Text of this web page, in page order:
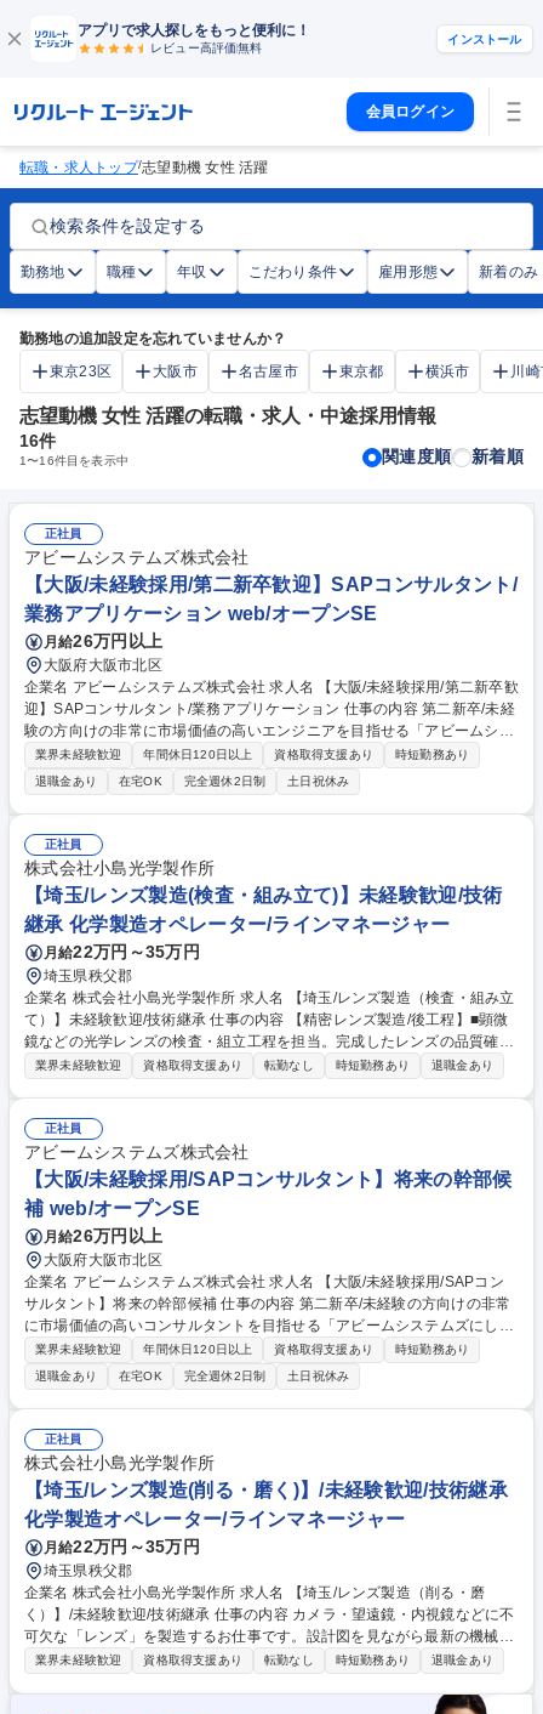
アプリで求人探しをもっと便利に！
レビュー高評価無料
インストール
会員ログイン
転職・求人トップ/志望動機 女性 活躍
検索条件を設定する
勤務地 職種 年収 こだわり条件 雇用形態 新着のみ
勤務地の追加設定を忘れていませんか？
東京23区
大阪市 名古屋市 東京都 横浜市 川
志望動機 女性 活躍の転職・求人・中途採用情報
16件
1〜16件目を表示中 関連度順 新着順
正社員
アビームシステムズ株式会社
【大阪/未経験採用/第二新卒歓迎】SAPコンサルタント/
業務アプリケーション web/オープンSE
月給26万円以上
大阪府大阪市北区
企業名 アビームシステムズ株式会社 求人名 【大阪/未経験採用/第二新卒歓
迎】SAPコンサルタント/業務アプリケーション 仕事の内容 第二新卒/未経
験の方向けの非常に市場価値の高いエンジニアを目指せる「アビームシス
テムズにしかない」求人です。お客様の改革テーマや業務課題から、お客
様と共にIT構想を検討することができる環境です。 将来的にはコンサルを
含む最上流工程から、要件定義～システム導入・開発～運用・保守まで一
貫して担当しています。まずは、社内外の研修とOJTによりスキルを身に
着け、着実にステップアップできる環境です。親会社連携により豊富な案
件があり成長できる環境であることや、リモートワークを活用しながら縦
横斜めの関係づくりを行っており、社員間でのコミュニケーションも図り
やすく安心して就業できる環境です。 募集職種 【大阪/未経験採用/第二新
卒歓迎】SAPコンサルタント/業務アプリケーション
業界未経験歓迎 年間休日120日以上 資格取得支援あり
時短勤務あり
退職金あり
在宅OK 完全週休2日制 土日祝休み
正社員
株式会社小島光学製作所
【埼玉/レンズ製造(検査・組み立て)】未経験歓迎/技術
継承 化学製造オペレーター/ラインマネージャー
月給22万円～35万円
埼玉県秩父郡
企業名 株式会社小島光学製作所 求人名 【埼玉/レンズ製造（検査・組み立
て）】未経験歓迎/技術継承 仕事の内容 【精密レンズ製造/後工程】■顕微
鏡などの光学レンズの検査・組立工程を担当。完成したレンズの品質確認
や部品組立を行う職場。未経験者も歓迎で、集中力を活かして確実な作業
では、レンズだけでなく部品を組み合わせてユニット化し、メーカーへ送
る準備を行います。入社後は簡単な作業からスタートし、適性を見ながら
検査か組立のどちらかに配属を決定します。目視で光を当てながら確認す
る作業など、集中力を要する環境です。単純作業ではなく、確実性と丁寧
さが求められる職種です。 募集職種 【埼玉/レンズ製造（検査・組み立
て）】未経験歓迎/技術継承
業界未経験歓迎 資格取得支援あり 転勤なし 時短勤務あり 退職金あり
正社員
アビームシステムズ株式会社
【大阪/未経験採用/SAPコンサルタント】将来の幹部候
補 web/オープンSE
月給26万円以上
大阪府大阪市北区
企業名 アビームシステムズ株式会社 求人名 【大阪/未経験採用/SAPコン
サルタント】将来の幹部候補 仕事の内容 第二新卒/未経験の方向けの非常
に市場価値の高いコンサルタントを目指せる「アビームシステムズにしか
ない」求人です。お客様の改革テーマや 業務課題から、お客様と共にIT構
想を検討することができる環境です。 将来的にはコンサルを含む最上流工
程から、要件定義～システム導入・ 開発～運用・保守まで一貫して担当し
ています。まずは、社内外の研修とOJTによりスキルを身に着け、着実に
ステップアップできる環境です。 親会社連携により豊富な案件があり成長
できる環境であることや、リモートワークを活用しながら縦横斜めの関係
づくりを行っており、社員間での コミュニケーションも図りやすく安心し
て就業できる環境です。 募集職種 【大阪/未経験採用/SAPコンサルタン
ト】将来の幹部候補
業界未経験歓迎 年間休日120日以上 資格取得支援あり
時短勤務あり
退職金あり
在宅OK 完全週休2日制 土日祝休み
正社員
株式会社小島光学製作所
【埼玉/レンズ製造(削る・磨く)】/未経験歓迎/技術継承
化学製造オペレーター/ラインマネージャー
月給22万円～35万円
埼玉県秩父郡
企業名 株式会社小島光学製作所 求人名 【埼玉/レンズ製造（削る・磨
く）】/未経験歓迎/技術継承 仕事の内容 カメラ・望遠鏡・内視鏡などに不
可欠な「レンズ」を製造するお仕事です。設計図を見ながら最新の機械を
使って削ったり、磨いたりする作業が中心で、ものづくりが好きな方、探
には】製造1課（削る工程）又は製造2課（磨く工程）の前工程を担当して
業界未経験歓迎 資格取得支援あり 転勤なし 時短勤務あり 退職金あり